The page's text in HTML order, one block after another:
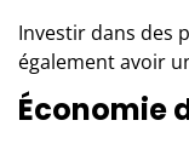
Investir dans des
également avoir
Économie